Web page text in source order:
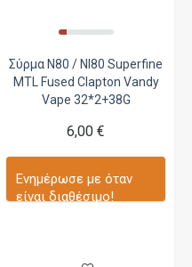
Σύρμα N80 / NI80 Superfine
MTL Fused Clapton Vandy
Vape 32*2+38G
6,00 €
Ενημέρωσε με όταν
είναι διαθέσιμο!